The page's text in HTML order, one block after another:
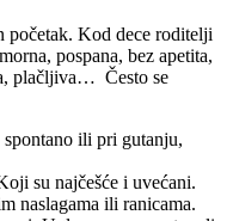
početak. Kod dece roditelji
pospana, bez apetita,
plačljiva… Često se
ili pri gutanju,
su najčešće i uvećani.
naslagama ili ranicama.